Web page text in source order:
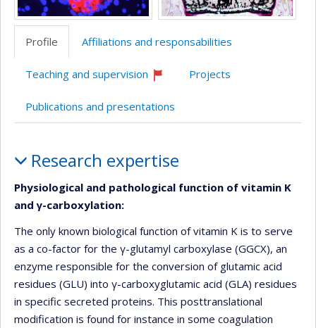
Profile Affiliations and responsabilities
Teaching and supervision
recruiting
Projects
Publications and presentations
Research expertise
Physiological and pathological function of vitamin K
and γ-carboxylation:
The only known biological function of vitamin K is to serve
as a co-factor for the γ-glutamyl carboxylase (GGCX), an
enzyme responsible for the conversion of glutamic acid
residues (GLU) into γ-carboxyglutamic acid (GLA) residues
in specific secreted proteins. This posttranslational
modification is found for instance in some coagulation